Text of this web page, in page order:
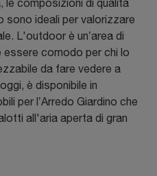
le composizioni di qualità
sono ideali per valorizzare
L'outdoor è un’area di
comodo per chi lo
da fare vedere a
è disponibile in
per l’Arredo Giardino che
all'aria aperta di gran